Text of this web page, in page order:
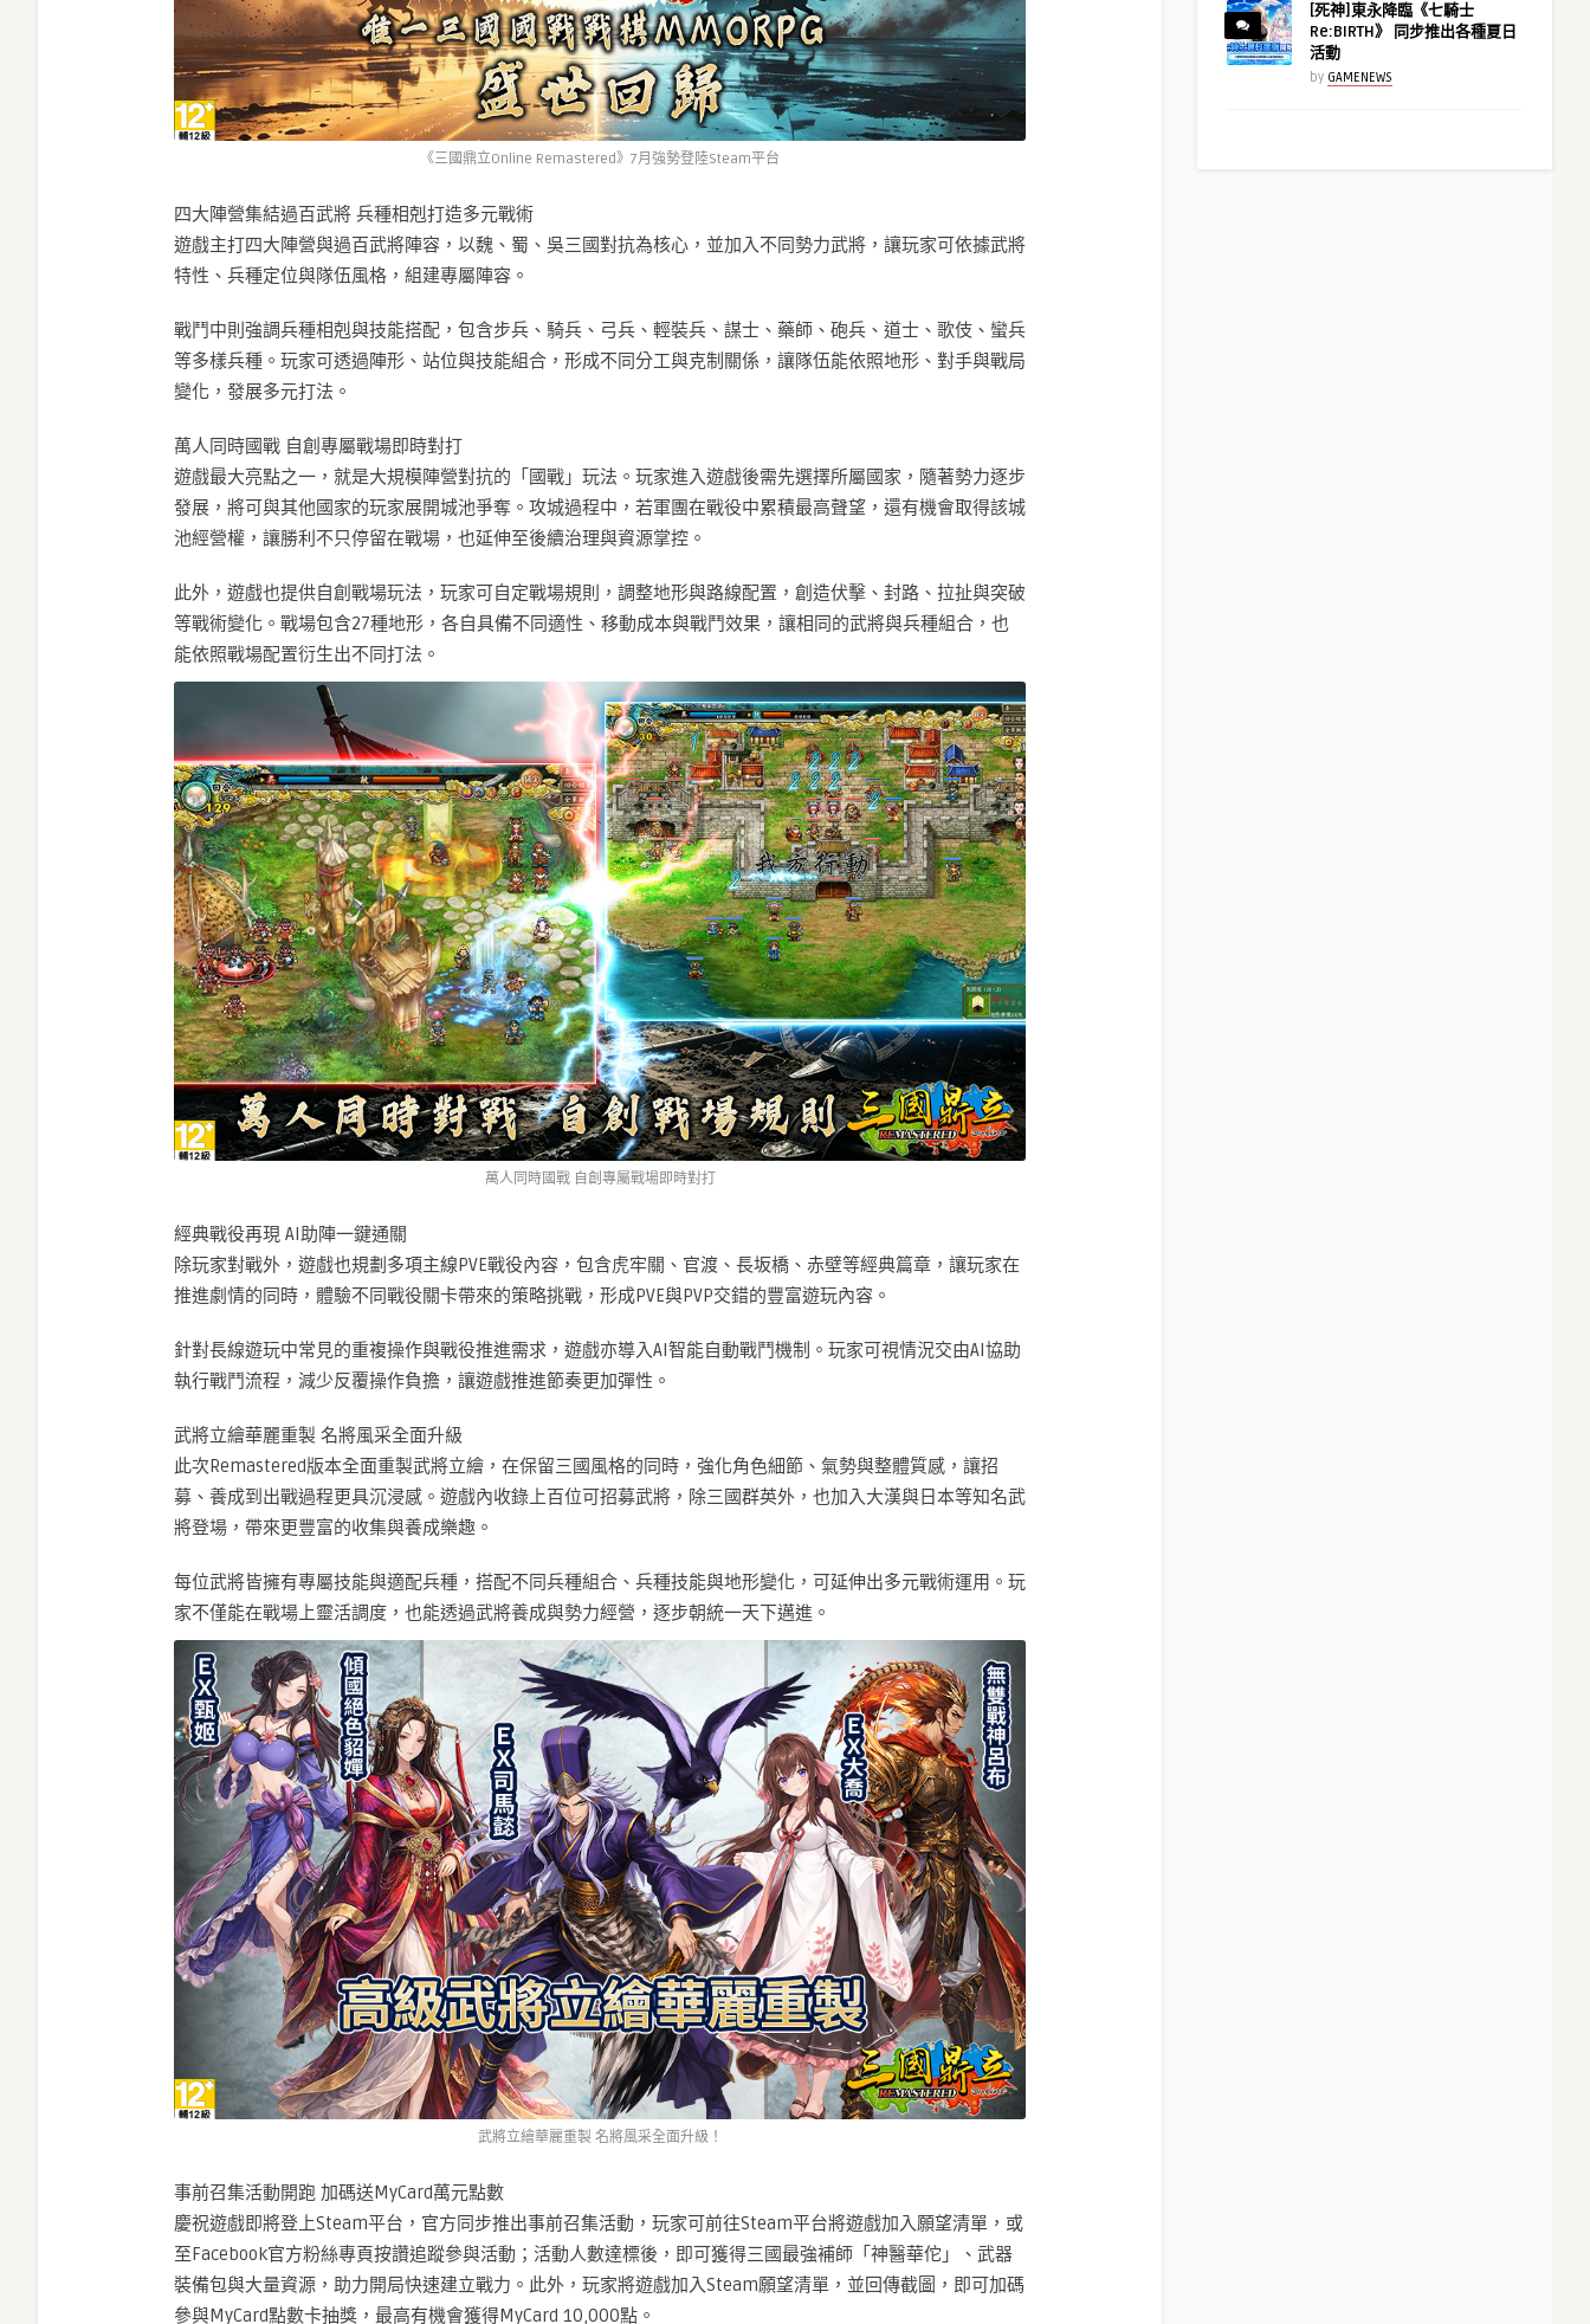
《三國鼎立Online Remastered》7月強勢登陸Steam平台
四大陣營集結過百武將 兵種相剋打造多元戰術
遊戲主打四大陣營與過百武將陣容，以魏、蜀、吳三國對抗為核心，並加入不同勢力武將，讓玩家可依據武將
特性、兵種定位與隊伍風格，組建專屬陣容。
戰鬥中則強調兵種相剋與技能搭配，包含步兵、騎兵、弓兵、輕裝兵、謀士、藥師、砲兵、道士、歌伎、蠻兵
等多樣兵種。玩家可透過陣形、站位與技能組合，形成不同分工與克制關係，讓隊伍能依照地形、對手與戰局
變化，發展多元打法。
萬人同時國戰 自創專屬戰場即時對打
遊戲最大亮點之一，就是大規模陣營對抗的「國戰」玩法。玩家進入遊戲後需先選擇所屬國家，隨著勢力逐步
發展，將可與其他國家的玩家展開城池爭奪。攻城過程中，若軍團在戰役中累積最高聲望，還有機會取得該城
池經營權，讓勝利不只停留在戰場，也延伸至後續治理與資源掌控。
此外，遊戲也提供自創戰場玩法，玩家可自定戰場規則，調整地形與路線配置，創造伏擊、封路、拉扯與突破
等戰術變化。戰場包含27種地形，各自具備不同適性、移動成本與戰鬥效果，讓相同的武將與兵種組合，也
能依照戰場配置衍生出不同打法。
萬人同時國戰 自創專屬戰場即時對打
經典戰役再現 AI助陣一鍵通關
除玩家對戰外，遊戲也規劃多項主線PVE戰役內容，包含虎牢關、官渡、長坂橋、赤壁等經典篇章，讓玩家在
推進劇情的同時，體驗不同戰役關卡帶來的策略挑戰，形成PVE與PVP交錯的豐富遊玩內容。
針對長線遊玩中常見的重複操作與戰役推進需求，遊戲亦導入AI智能自動戰鬥機制。玩家可視情況交由AI協助
執行戰鬥流程，減少反覆操作負擔，讓遊戲推進節奏更加彈性。
武將立繪華麗重製 名將風采全面升級
此次Remastered版本全面重製武將立繪，在保留三國風格的同時，強化角色細節、氣勢與整體質感，讓招
募、養成到出戰過程更具沉浸感。遊戲內收錄上百位可招募武將，除三國群英外，也加入大漢與日本等知名武
將登場，帶來更豐富的收集與養成樂趣。
每位武將皆擁有專屬技能與適配兵種，搭配不同兵種組合、兵種技能與地形變化，可延伸出多元戰術運用。玩
家不僅能在戰場上靈活調度，也能透過武將養成與勢力經營，逐步朝統一天下邁進。
武將立繪華麗重製 名將風采全面升級！
事前召集活動開跑 加碼送MyCard萬元點數
慶祝遊戲即將登上Steam平台，官方同步推出事前召集活動，玩家可前往Steam平台將遊戲加入願望清單，或
至Facebook官方粉絲專頁按讚追蹤參與活動；活動人數達標後，即可獲得三國最強補師「神醫華佗」、武器
裝備包與大量資源，助力開局快速建立戰力。此外，玩家將遊戲加入Steam願望清單，並回傳截圖，即可加碼
參與MyCard點數卡抽獎，最高有機會獲得MyCard 10,000點。
[死神]東永降臨《七騎士
Re:BIRTH》 同步推出各種夏日
活動
by GAMENEWS